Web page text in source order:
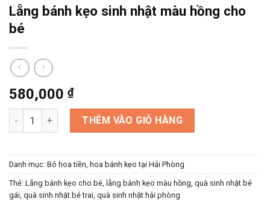
Lẵng bánh kẹo sinh nhật màu hồng cho
bé
580,000 ₫
Lẵng bánh kẹo sinh nhật màu hồng cho bé số lượng
THÊM VÀO GIỎ HÀNG
Danh mục: Bó hoa tiền, hoa bánh kẹo tại Hải Phòng
Thẻ: Lẵng bánh kẹo cho bé, lẵng bánh kẹo màu hồng, quà sinh nhật bé
gái, quà sinh nhật bé trai, quà sinh nhật hải phòng